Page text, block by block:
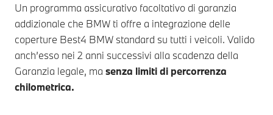
Un programma assicurativo facoltativo di garanzia
addizionale che BMW ti offre a integrazione delle
coperture Best4 BMW standard su tutti i veicoli. Valido
anch’esso nei 2 anni successivi alla scadenza della
Garanzia legale, ma senza limiti di percorrenza
chilometrica.